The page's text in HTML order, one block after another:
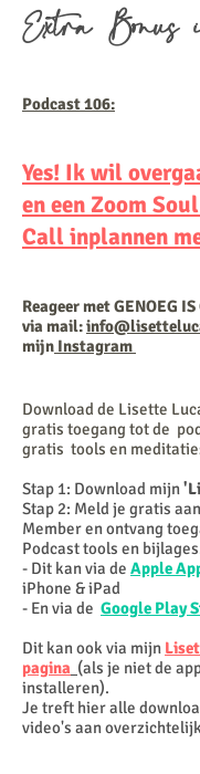
Extra Bonus
Podcast 106:
Yes! Ik wil
en een Zoom
Call inplannen
Reageer met GENOEG
via mail:
mijn Instagram
Download de Lisette
gratis toegang tot de
gratis tools en
Stap 1: Download mijn
Stap 2: Meld je gratis
Member en ontvang
Podcast tools en
- Dit kan via de Apple
iPhone & iPad
- En via de Google Play
Dit kan ook via mijn
pagina (als je niet de
installeren).
Je treft hier alle
video's aan